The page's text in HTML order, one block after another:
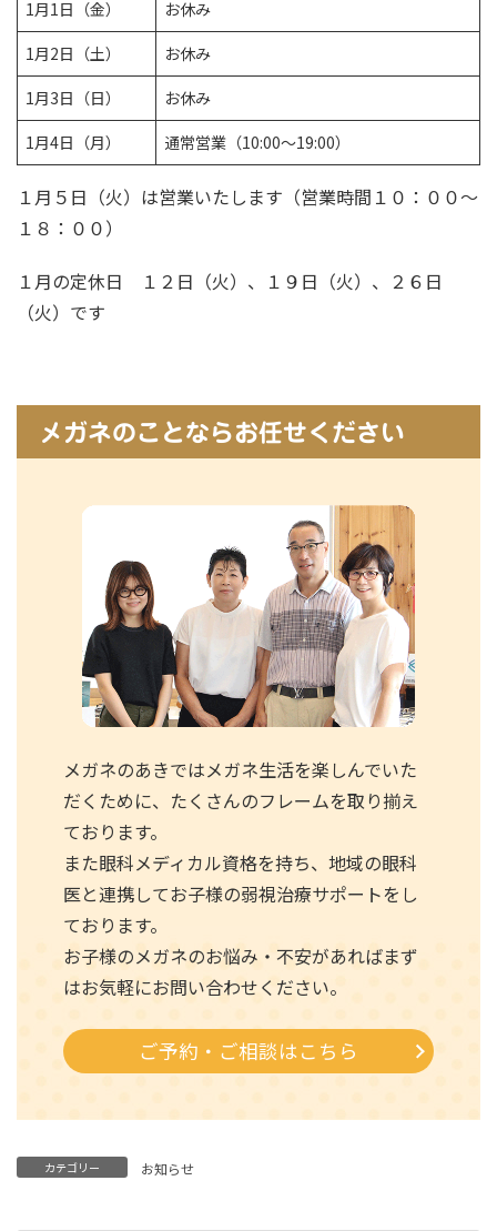
1月1日（金）
お休み
1月2日（土）
お休み
1月3日（日）
お休み
1月4日（月）
通常営業（10:00～19:00）
１月５日（火）は営業いたします（営業時間１０：００～
１８：００）
１月の定休日 １２日（火）、１９日（火）、２６日
（火）です
メガネのことならお任せください
メガネのあきではメガネ生活を楽しんでいた
だくために、たくさんのフレームを取り揃え
ております。
また眼科メディカル資格を持ち、地域の眼科
医と連携してお子様の弱視治療サポートをし
ております。
お子様のメガネのお悩み・不安があればまず
はお気軽にお問い合わせください。
ご予約・ご相談はこちら
カテゴリー お知らせ